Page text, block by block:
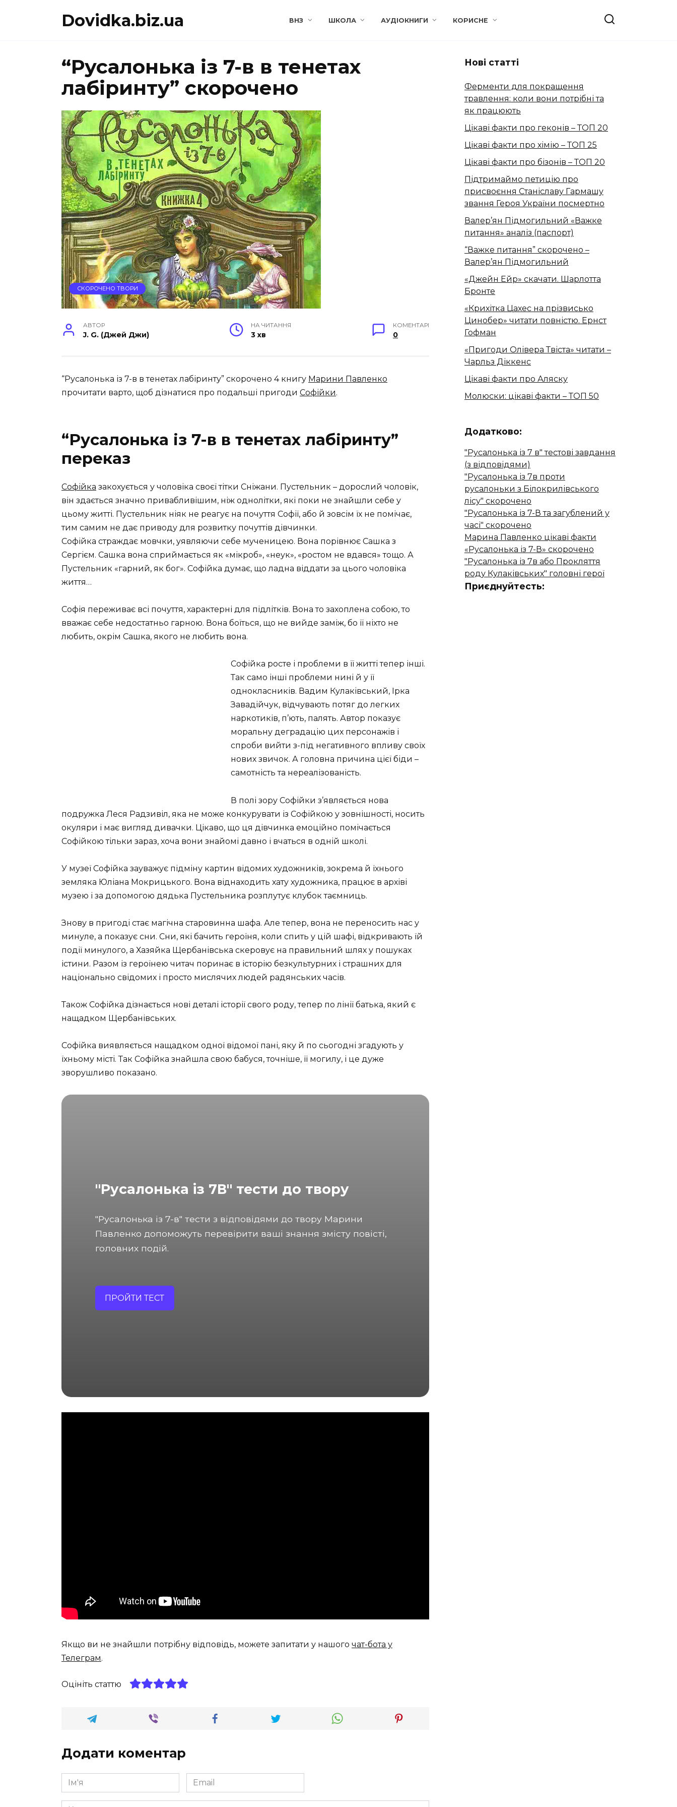
Dovidka.biz.ua ВНЗ ШКОЛА АУДІОКНИГИ КОРИСНЕ
“Русалонька із 7-в в тенетах
лабіринту” скорочено
СКОРОЧЕНО ТВОРИ
АВТОР
J. G. (Джей Джи)
НА ЧИТАННЯ
3 хв
КОМЕНТАРІ
0
“Русалонька із 7-в в тенетах лабіринту” скорочено 4 книгу Марини Павленко
прочитати варто, щоб дізнатися про подальші пригоди Софійки.
“Русалонька із 7-в в тенетах лабіринту”
переказ
Софійка закохується у чоловіка своєї тітки Сніжани. Пустельник – дорослий чоловік,
він здається значно привабливішим, ніж однолітки, які поки не знайшли себе у
цьому житті. Пустельник ніяк не реагує на почуття Софії, або й зовсім їх не помічає,
тим самим не дає приводу для розвитку почуттів дівчинки.
Софійка страждає мовчки, уявляючи себе мученицею. Вона порівнює Сашка з
Сергієм. Сашка вона сприймається як «мікроб», «неук», «ростом не вдався» тощо. А
Пустельник «гарний, як бог». Софійка думає, що ладна віддати за цього чоловіка
життя…
Софія переживає всі почуття, характерні для підлітків. Вона то захоплена собою, то
вважає себе недостатньо гарною. Вона боїться, що не вийде заміж, бо її ніхто не
любить, окрім Сашка, якого не любить вона.
Софійка росте і проблеми в її житті тепер інші.
Так само інші проблеми нині й у її
однокласників. Вадим Кулаківський, Ірка
Завадійчук, відчувають потяг до легких
наркотиків, п’ють, палять. Автор показує
моральну деградацію цих персонажів і
спроби вийти з-під негативного впливу своїх
нових звичок. А головна причина цієї біди –
самотність та нереалізованість.
В полі зору Софійки з’являється нова
подружка Леся Радзивіл, яка не може конкурувати із Софійкою у зовнішності, носить
окуляри і має вигляд дивачки. Цікаво, що ця дівчинка емоційно помічається
Софійкою тільки зараз, хоча вони знайомі давно і вчаться в одній школі.
У музеї Софійка зауважує підміну картин відомих художників, зокрема й їхнього
земляка Юліана Мокрицького. Вона віднаходить хату художника, працює в архіві
музею і за допомогою дядька Пустельника розплутує клубок таємниць.
Знову в пригоді стає магічна старовинна шафа. Але тепер, вона не переносить нас у
минуле, а показує сни. Сни, які бачить героїня, коли спить у цій шафі, відкривають їй
події минулого, а Хазяйка Щербанівська скеровує на правильний шлях у пошуках
істини. Разом із героїнею читач поринає в історію безкультурних і страшних для
національно свідомих і просто мислячих людей радянських часів.
Також Софійка дізнається нові деталі історії свого роду, тепер по лінії батька, який є
нащадком Щербанівських.
Софійка виявляється нащадком одної відомої пані, яку й по сьогодні згадують у
їхньому місті. Так Софійка знайшла свою бабуся, точніше, її могилу, і це дуже
зворушливо показано.
"Русалонька із 7В" тести до твору
"Русалонька із 7-в" тести з відповідями до твору Марини
Павленко допоможуть перевірити ваші знання змісту повісті,
головних подій.
ПРОЙТИ ТЕСТ
Якщо ви не знайшли потрібну відповідь, можете запитати у нашого чат-бота у
Телеграм.
Оцініть статтю
Додати коментар
Ім'я
*
Email
*
Нові статті
Ферменти для покращення
травлення: коли вони потрібні та
як працюють
Цікаві факти про геконів – ТОП 20
Цікаві факти про хімію – ТОП 25
Цікаві факти про бізонів – ТОП 20
Підтримаймо петицію про
присвоєння Станіславу Гармашу
звання Героя України посмертно
Валер’ян Підмогильний «Важке
питання» аналіз (паспорт)
“Важке питання” скорочено –
Валер’ян Підмогильний
«Джейн Ейр» скачати. Шарлотта
Бронте
«Крихітка Цахес на прізвисько
Цинобер» читати повністю. Ернст
Гофман
«Пригоди Олівера Твіста» читати –
Чарльз Діккенс
Цікаві факти про Аляску
Молюски: цікаві факти – ТОП 50
Додатково:
"Русалонька із 7 в" тестові завдання
(з відповідями)
"Русалонька із 7в проти
русалоньки з Білокрилівського
лісу" скорочено
"Русалонька із 7-В та загублений у
часі" скорочено
Марина Павленко цікаві факти
«Русалонька із 7-В» скорочено
"Русалонька із 7в або Прокляття
роду Кулаківських" головні герої
Приєднуйтесть: